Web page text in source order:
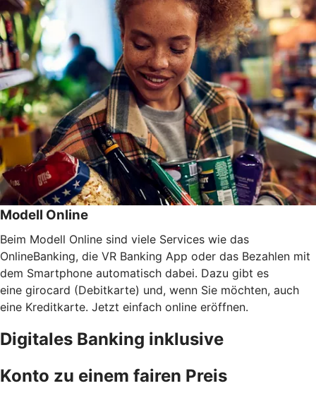
Modell Online
Beim Modell Online sind viele Services wie das
OnlineBanking, die VR Banking App oder das Bezahlen mit
dem Smartphone automatisch dabei. Dazu gibt es
eine girocard (Debitkarte) und, wenn Sie möchten, auch
eine Kreditkarte. Jetzt einfach online eröffnen.
Digitales Banking inklusive
Konto zu einem fairen Preis